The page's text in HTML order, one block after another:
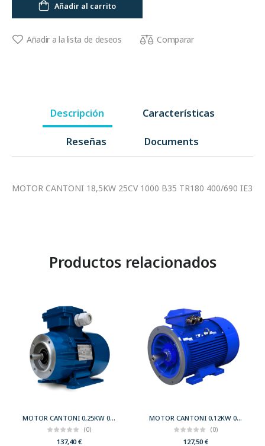
Añadir al carrito
Añadir a la lista de deseos Comparar
Descripción Características
Reseñas Documents
MOTOR CANTONI 18,5KW 25CV 1000 B35 TR180 400/690 IE3
Productos relacionados
MOTOR CANTONI 0,25KW 0,33CV 3000 B34 T63 230/400 IE2
(0)
137,40€
MOTOR CANTONI 0,12KW 0,17CV 3000 B35 T56 230/400 IE2
(0)
127,50€